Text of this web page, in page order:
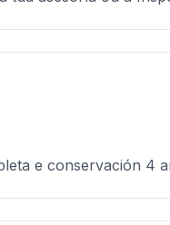
e conservación 4